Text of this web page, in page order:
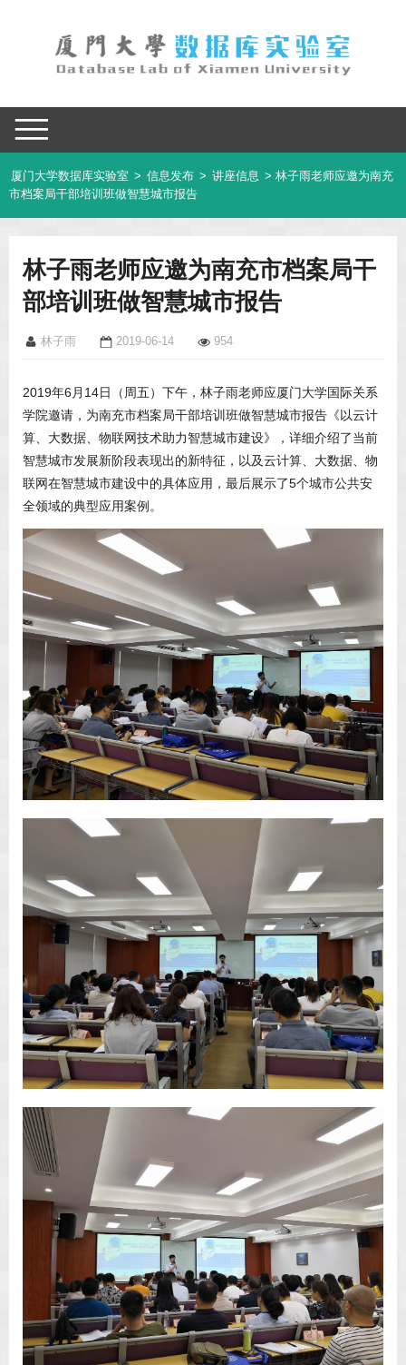
厦门大学数据库实验室 > 信息发布 > 讲座信息 > 林子雨老师应邀为南充
市档案局干部培训班做智慧城市报告
林子雨老师应邀为南充市档案局干
部培训班做智慧城市报告
林子雨 2019-06-14 954
2019年6月14日（周五）下午，林子雨老师应厦门大学国际关系
学院邀请，为南充市档案局干部培训班做智慧城市报告《以云计
算、大数据、物联网技术助力智慧城市建设》，详细介绍了当前
智慧城市发展新阶段表现出的新特征，以及云计算、大数据、物
联网在智慧城市建设中的具体应用，最后展示了5个城市公共安
全领域的典型应用案例。